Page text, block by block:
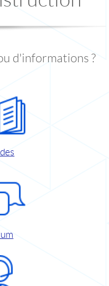
d'informations ?